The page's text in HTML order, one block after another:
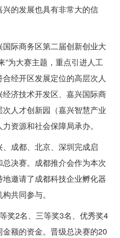
的发展也具有非常大的信
际商务区第二届创新创业大
”为大赛主题，重点引进人工
经开区发展定位的高层次人
济技术开发区、嘉兴国际商
人才创新园（嘉兴智慧产业
资源和社会保障局承办。
成都、北京、深圳完成启
决赛。成都推介会作为本次
邀请了成都科技企业孵化器
共同参与。
奖2名、三等奖3名、优秀奖4
额的资金。晋级总决赛的20